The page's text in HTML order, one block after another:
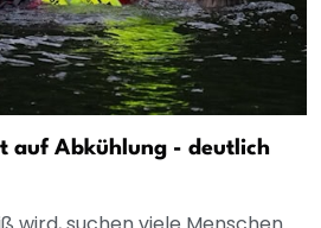
auf Abkühlung - deutlich